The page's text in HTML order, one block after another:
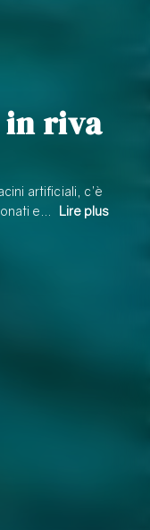
in riva
artificiali, c’è
e…
Lire plus